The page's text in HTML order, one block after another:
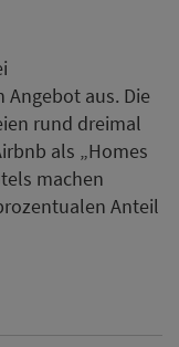
aus. Die
rund dreimal
als „Homes
machen
Anteil